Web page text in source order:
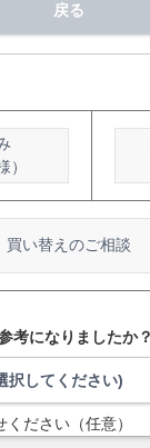
戻る
）
買い替えのご相談
考になりましたか？
択してください)
ださい（任意）